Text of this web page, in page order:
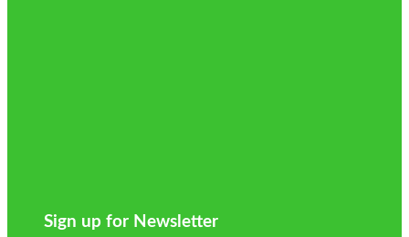
Sign up for Newsletter